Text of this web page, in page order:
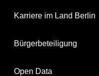
Karriere im Land Berlin
Bürgerbeteiligung
Open Data